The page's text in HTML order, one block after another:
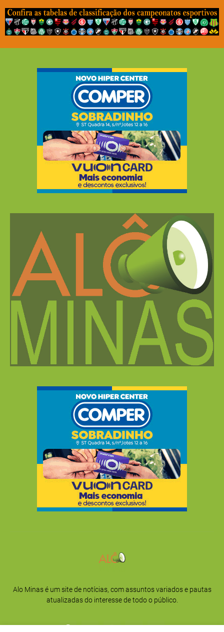
Alo Minas é um site de notícias, com assuntos variados e pautas
atualizadas do interesse de todo o público.